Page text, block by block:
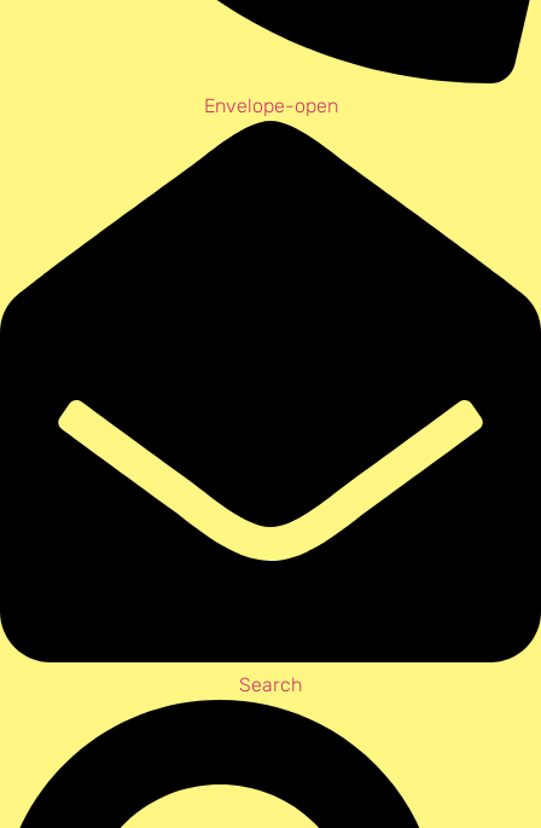
Envelope-open
Search